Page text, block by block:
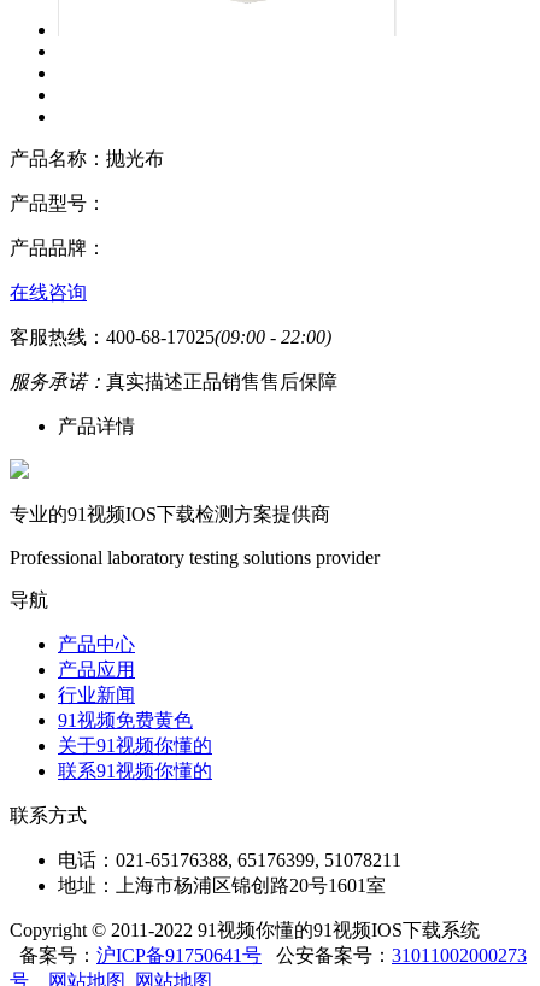
产品名称： 抛光布
产品型号：
产品品牌：
在线咨询
客服热线：400-68-17025(09:00 - 22:00)
服务承诺： 真实描述正品销售售后保障
产品详情
专业的91视频IOS下载检测方案提供商
Professional laboratory testing solutions provider
导航
产品中心
产品应用
行业新闻
91视频免费黄色
关于91视频你懂的
联系91视频你懂的
联系方式
电话：021-65176388, 65176399, 51078211
地址：上海市杨浦区锦创路20号1601室
Copyright © 2011-2022 91视频你懂的91视频IOS下载系统
备案号： 沪ICP备91750641号 公安备案号： 31011002000273
号
网站地图 网站地图